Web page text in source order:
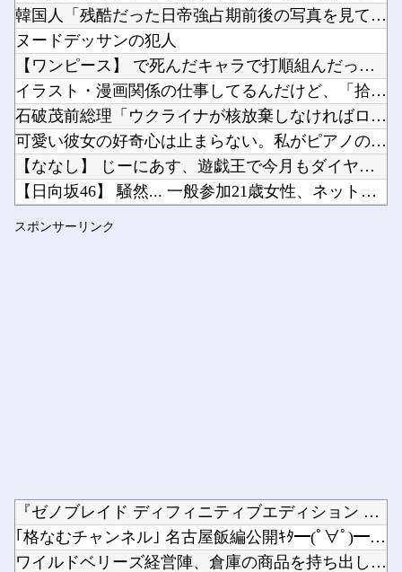
Powered by livedoor 相互RSS
韓国人「残酷だった日帝強占期前後の写真を見てみよう」
ヌードデッサンの犯人
【ワンピース】 で死んだキャラで打順組んだったｗｗｗｗ
イラスト・漫画関係の仕事してるんだけど、「拾い物ですが」とか...
石破茂前総理「ウクライナが核放棄しなければロシア侵攻しなかっ...
可愛い彼女の好奇心は止まらない。私がピアノの鍵盤を何度か叩い...
【ななし】 じーにあす、遊戯王で今月もダイヤ到達！『先生もう...
【日向坂46】 騒然... 一般参加21歳女性、ネットニュー...
スポンサーリンク
『ゼノブレイド ディフィニティブエディション Nintend...
｢格なむチャンネル｣ 名古屋飯編公開ｷﾀ━(ﾟ∀ﾟ)━!【乃...
ワイルドベリーズ経営陣、倉庫の商品を持ち出し「ドローン攻撃で...